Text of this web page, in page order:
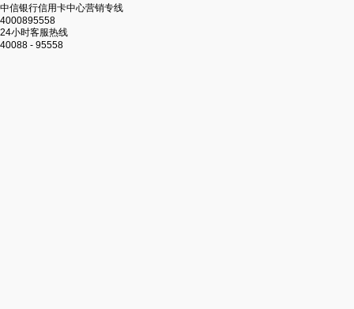
中信银行信用卡中心营销专线
4000895558
24小时客服热线
40088 - 95558